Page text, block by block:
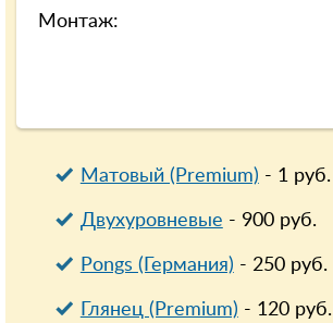
Монтаж:
Матовый (Premium) - 1руб.
Двухуровневые - 900руб.
Pongs (Германия) - 250руб.
Глянец (Premium) - 120руб.